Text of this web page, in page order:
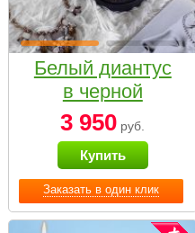
Заказать в один клик
Белый диантус
в черной
коробке Small
3 950 руб.
Купить